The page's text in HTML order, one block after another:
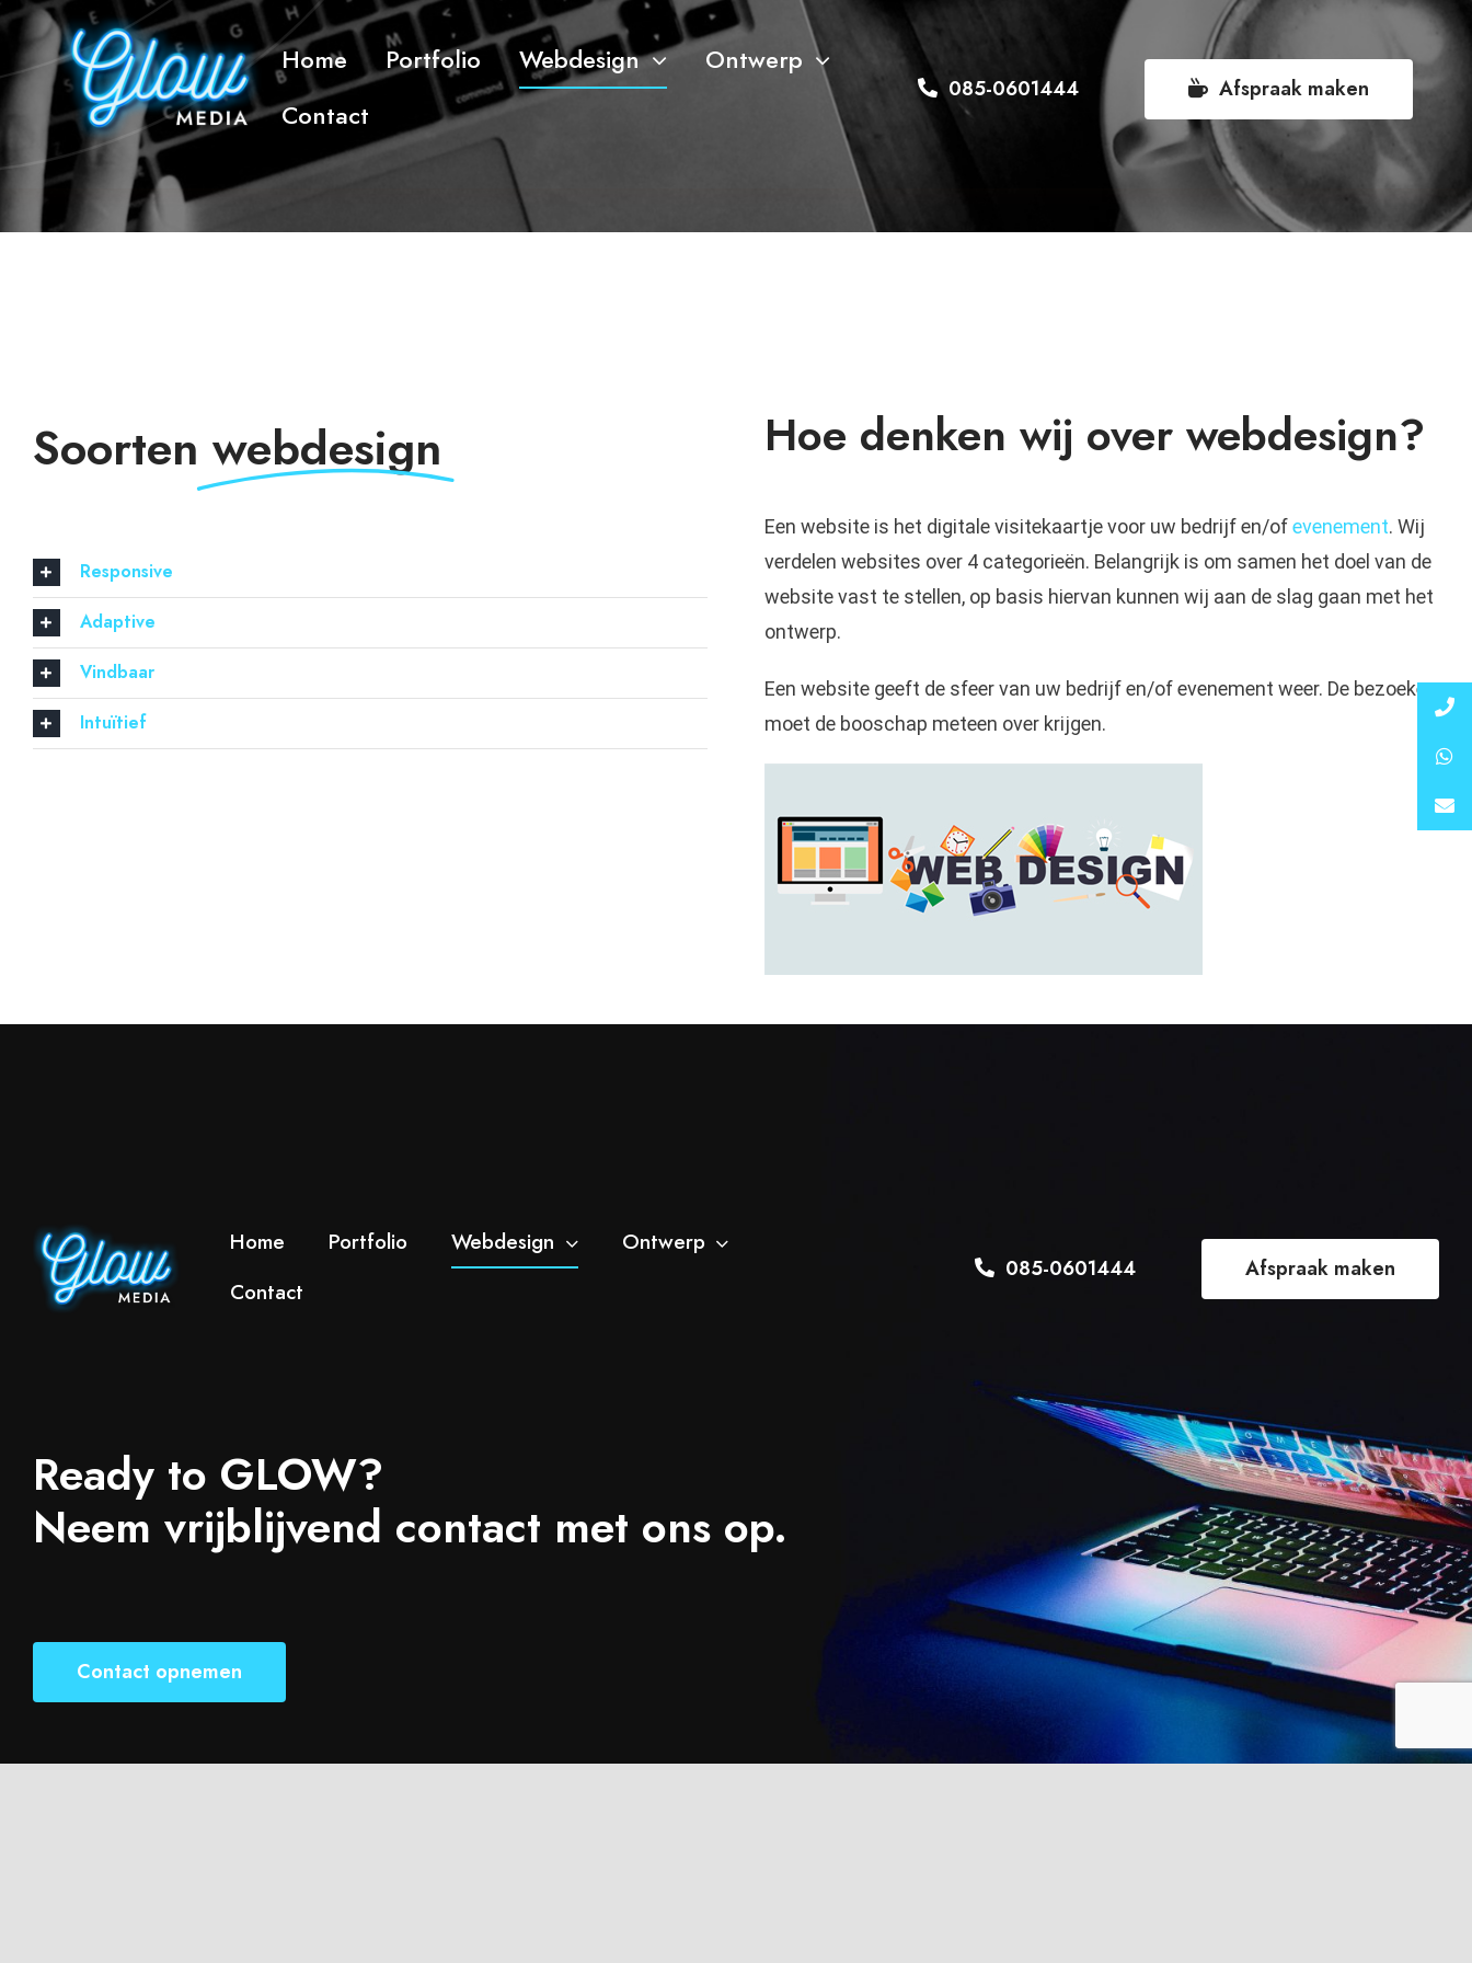
Skip
content
Home Portfolio Webdesign
Ontwerp
Contact
085-0601444 Afspraak maken
Webdesign
Soorten webdesign
Responsive
Adaptive
Vindbaar
Intuïtief
Hoe denken wij over webdesign?
Een website is het digitale visitekaartje voor uw bedrijf en/ofevenement. Wij
verdelen websites over 4 categorieën. Belangrijk is om samen het doel van de
website vast te stellen, op basis hiervan kunnen wij aan de slag gaan met het
ontwerp.
Een website geeft de sfeer van uw bedrijf en/of evenement weer. De bezoeker
moet de booschap meteen over krijgen.
Home Portfolio Webdesign
Ontwerp
Contact
085-0601444 Afspraak maken
Ready to GLOW?
Neem vrijblijvend contact met ons op.
Contact opnemen